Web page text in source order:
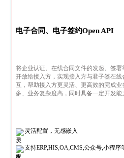
电子合同、电子签约Open API
将企业认证、在线合同文件的发起、签
开放给接入方，实现接入方与君子签在
互，帮助接入方更灵活、更高效的完成
多、业务复杂度高，同时具备一定开发能
灵活配置，无感嵌入
支持ERP,HIS,OA,CMS,公众号,小程序